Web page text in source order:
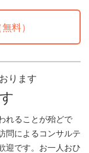
無料）
ります
れることが殆どで
問によるコンサルテ
迎です。お一人おひ